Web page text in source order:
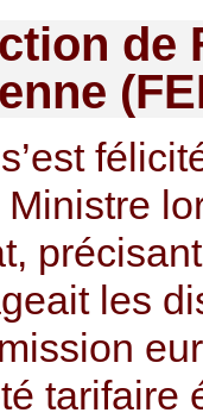
de
Ministre
les
tarifaire